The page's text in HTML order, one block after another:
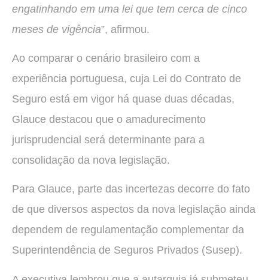
engatinhando em uma lei que tem cerca de cinco
meses de vigência”, afirmou.
Ao comparar o cenário brasileiro com a
experiência portuguesa, cuja Lei do Contrato de
Seguro está em vigor há quase duas décadas,
Glauce destacou que o amadurecimento
jurisprudencial será determinante para a
consolidação da nova legislação.
Para Glauce, parte das incertezas decorre do fato
de que diversos aspectos da nova legislação ainda
dependem de regulamentação complementar da
Superintendência de Seguros Privados (Susep).